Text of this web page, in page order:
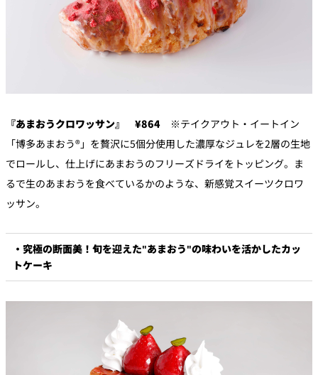
『あまおうクロワッサン』 ¥864 ※テイクアウト・イートイン
「博多あまおう®」を贅沢に5個分使用した濃厚なジュレを2層の生地
でロールし、仕上げにあまおうのフリーズドライをトッピング。ま
るで生のあまおうを食べているかのような、新感覚スイーツクロワ
ッサン。
・究極の断面美！旬を迎えた"あまおう"の味わいを活かしたカッ
トケーキ